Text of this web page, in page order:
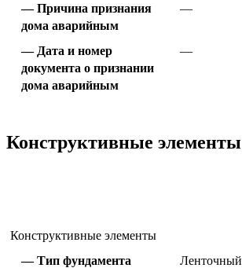
Причина признания
дома аварийным
—
Дата и номер
документа о признании
дома аварийным
—
Конструктивные элементы
Конструктивные элементы
Тип фундамента
Ленточный